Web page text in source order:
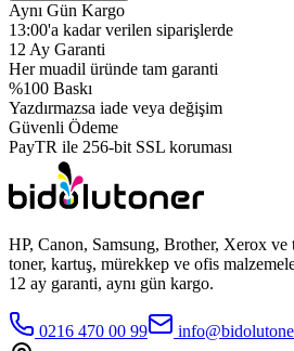
Aynı Gün Kargo
13:00'a kadar verilen siparişlerde
12 Ay Garanti
Her muadil üründe tam garanti
%100 Baskı
Yazdırmazsa iade veya değişim
Güvenli Ödeme
PayTR ile 256-bit SSL koruması
HP, Canon, Samsung, Brother, Xerox
toner, kartuş, mürekkep ve ofis
12 ay garanti, aynı gün kargo.
0216 470 00 99